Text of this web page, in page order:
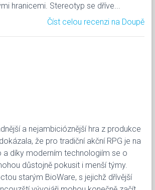
hranicemi. Stereotyp se dříve...
Číst celou recenzi na Doupě
a nejambicióznější hra z produkce
že pro tradiční akční RPG je na
a díky moderním technologiím se o
důstojně pokusit i menší týmy.
starým BioWare, s jejichž dřívější